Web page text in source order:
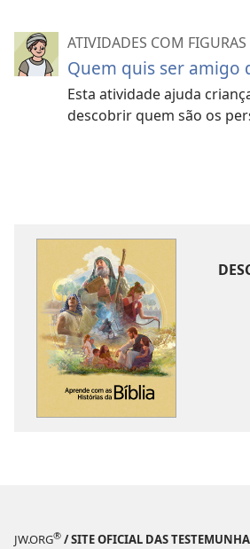
ATIVIDADES COM FIGURAS
Quem quis ser amigo
Esta atividade ajuda
descobrir quem são os
JW.ORG® / SITE OFICIAL DAS